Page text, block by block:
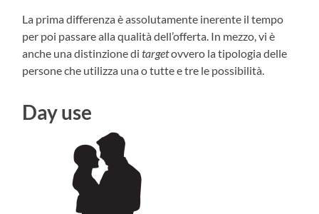
La prima differenza è assolutamente inerente il tempo
per poi passare alla qualità dell’offerta. In mezzo, vi è
anche una distinzione ditargetovvero la tipologia delle
persone che utilizza una o tutte e tre le possibilità.
Day use